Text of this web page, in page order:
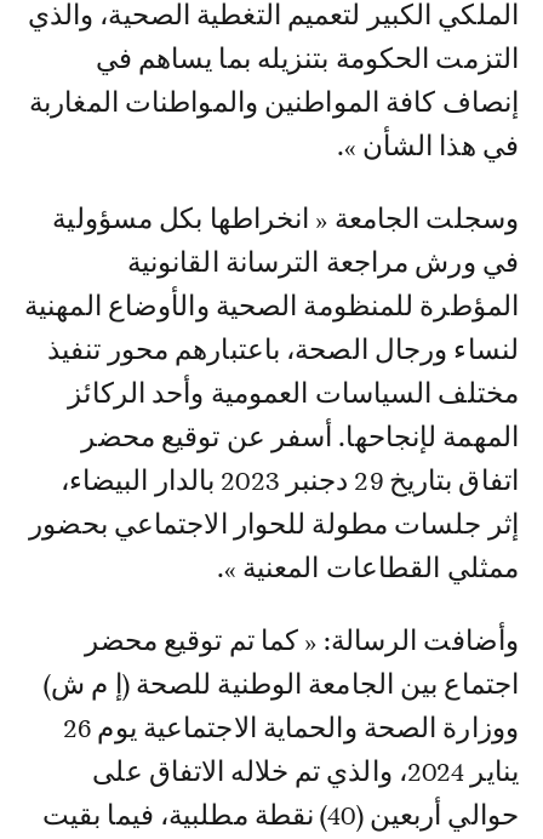
الملكي الكبير لتعميم التغطية الصحية، والذي
التزمت الحكومة بتنزيله بما يساهم في
إنصاف كافة المواطنين والمواطنات المغاربة
في هذا الشأن ».
وسجلت الجامعة « انخراطها بكل مسؤولية
في ورش مراجعة الترسانة القانونية
المؤطرة للمنظومة الصحية والأوضاع المهنية
لنساء ورجال الصحة، باعتبارهم محور تنفيذ
مختلف السياسات العمومية وأحد الركائز
المهمة لإنجاحها. أسفر عن توقيع محضر
اتفاق بتاريخ 29 دجنبر 2023 بالدار البيضاء،
إثر جلسات مطولة للحوار الاجتماعي بحضور
ممثلي القطاعات المعنية ».
وأضافت الرسالة: « كما تم توقيع محضر
اجتماع بين الجامعة الوطنية للصحة (إ م ش)
ووزارة الصحة والحماية الاجتماعية يوم 26
يناير 2024، والذي تم خلاله الاتفاق على
حوالي أربعين (40) نقطة مطلبية، فيما بقيت